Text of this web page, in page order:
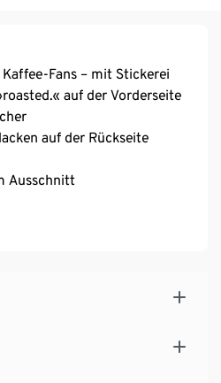
Fans – mit Stickerei
auf der Vorderseite
auf der Rückseite
Ausschnitt